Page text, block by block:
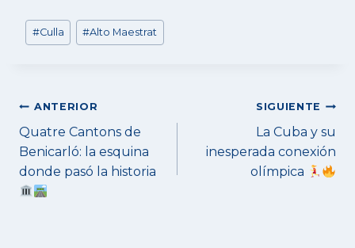
Etiquetas
de
#Culla #Alto Maestrat
Navegación
de
entradas
ANTERIOR
Quatre Cantons de
Benicarló: la esquina
donde pasó la historia
SIGUIENTE
La Cuba y su
inesperada conexión
olímpica